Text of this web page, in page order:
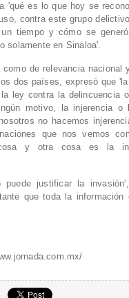
'qué es lo que hoy se
contra este grupo
un tiempo y cómo se
solamente en Sinaloa'.
de relevancia nacional
dos países, expresó que
ley contra la delincuencia
motivo, la injerencia o
no hacemos
que nos vemos
y otra cosa es la
puede justificar la
que toda la información